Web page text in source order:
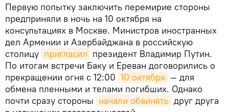
Первую попытку заключить перемирие стороны
предприняли в ночь на 10 октября на
консультациях в Москве. Министров иностранных
дел Армении и Азербайджана в российскую
столицу пригласил президент Владимир Путин.
По итогам встречи Баку и Ереван договорились о
прекращении огня с 12:00 10 октября — для
обмена пленными и телами погибших. Однако
почти сразу стороны начали обвинять друг друга